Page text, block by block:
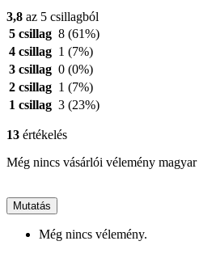
3,8 az 5 csillagból
5 csillag 8 (61%)
4 csillag 1 (7%)
3 csillag 0 (0%)
2 csillag 1 (7%)
1 csillag 3 (23%)
13 értékelés
Még nincs vásárlói vélemény
Mutatás
Még nincs vélemény.